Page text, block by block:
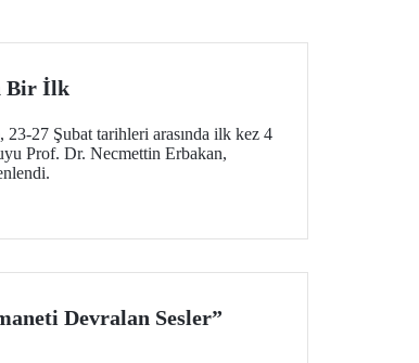
2515 – COST Aksiyon Üyeleri
hak kazandı.
Bir İlk
27 Şubat tarihleri arasında ilk kez 4
Prof. Dr. Necmettin Erbakan,
Devralan Sesler”